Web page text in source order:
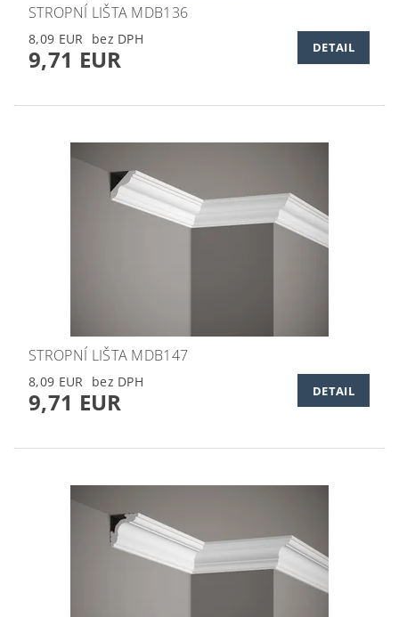
STROPNÍ LIŠTA MDB136
8,09 EUR
9,71 EUR DETAIL
STROPNÍ LIŠTA MDB147
8,09 EUR
9,71 EUR DETAIL